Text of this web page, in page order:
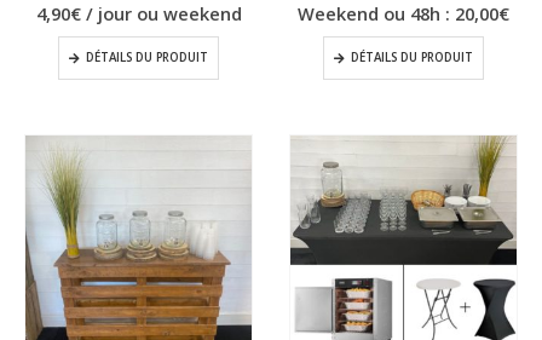
4,90€/ jour ou weekend
DÉTAILS DU PRODUIT
Weekend ou 48h : 20,00€
DÉTAILS DU PRODUIT